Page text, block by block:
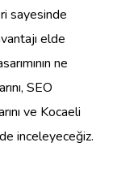
sayesinde
elde
ne
SEO
ve Kocaeli
inceleyeceğiz.